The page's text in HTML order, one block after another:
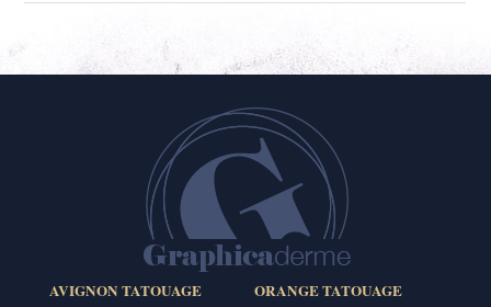
AVIGNON TATOUAGE ORANGE TATOUAGE